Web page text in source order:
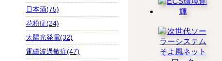
日本酒(75)
花粉症(24)
太陽光発電(32)
電磁波過敏症(47)